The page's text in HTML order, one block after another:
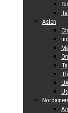
Asien